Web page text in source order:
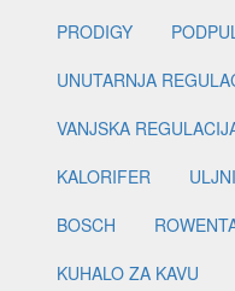
PRODIGY
UNUTARNJA
VANJSKA
KALORIFER
BOSCH
KUHALO ZA KAVU